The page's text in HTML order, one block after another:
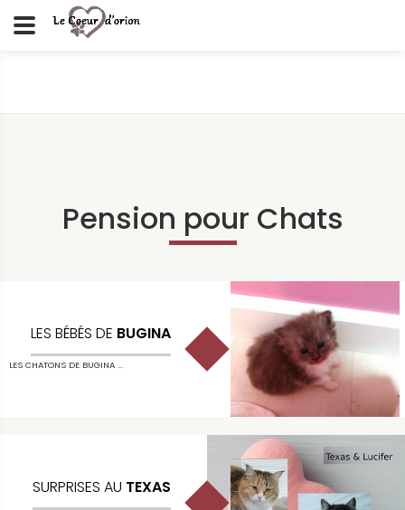
Pension pour Chats
LES BÉBÉS DE BUGINA
LES CHATONS DE BUGINA ...
SURPRISES AU TEXAS